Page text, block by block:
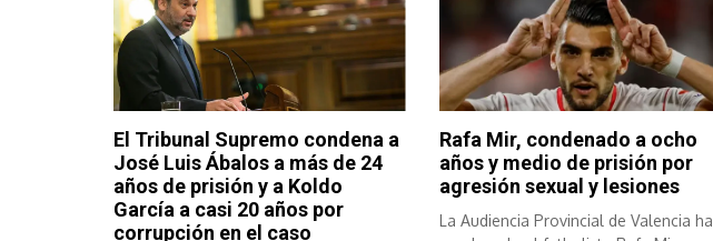
El Tribunal Supremo condena a
José Luis Ábalos a más de 24
años de prisión y a Koldo
García a casi 20 años por
corrupción en el caso
Rafa Mir, condenado a ocho
años y medio de prisión por
agresión sexual y lesiones
La Audiencia Provincial de Valencia ha